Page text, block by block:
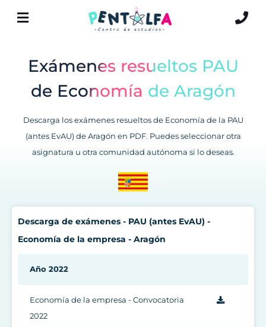
Exámenes resueltos PAU
de Economía de Aragón
Descarga los exámenes resueltos de Economía de la PAU
(antes EvAU) de Aragón en PDF. Puedes seleccionar otra
asignatura u otra comunidad autónoma si lo deseas.
Descarga de exámenes - PAU (antes EvAU) -
Economía de la empresa - Aragón
Año 2022
Economía de la empresa - Convocatoria
2022